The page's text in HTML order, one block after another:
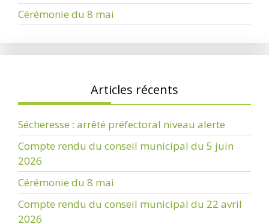
Cérémonie du 8 mai
Articles récents
Sécheresse : arrêté préfectoral niveau alerte
Compte rendu du conseil municipal du 5 juin
2026
Cérémonie du 8 mai
Compte rendu du conseil municipal du 22 avril
2026